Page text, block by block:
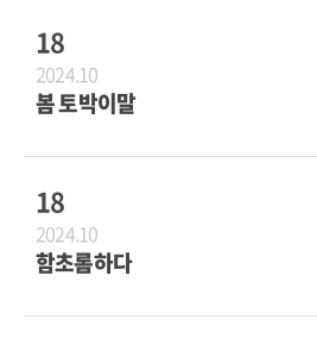
18
2024.10
봄 토박이말
18
2024.10
함초롬하다